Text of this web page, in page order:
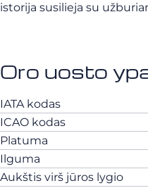
istorija susilieja su
Oro uosto
IATA kodas
ICAO kodas
Platuma
Ilguma
Aukštis virš jūros lygio